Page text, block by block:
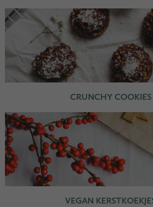
CRUNCHY COOKIES
VEGAN